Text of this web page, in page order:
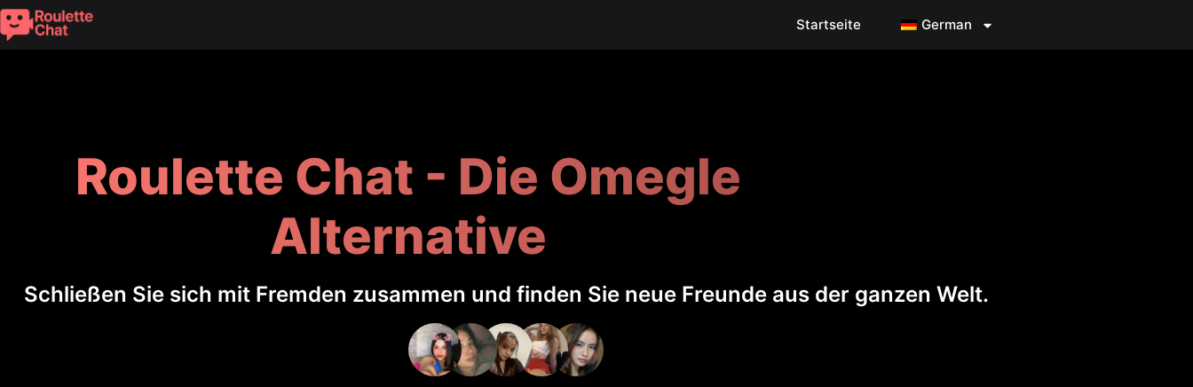
Startseite German
Roulette Chat - Die Omegle
Alternative
Schließen Sie sich mit Fremden zusammen und finden Sie neue Freunde aus der ganzen Welt.